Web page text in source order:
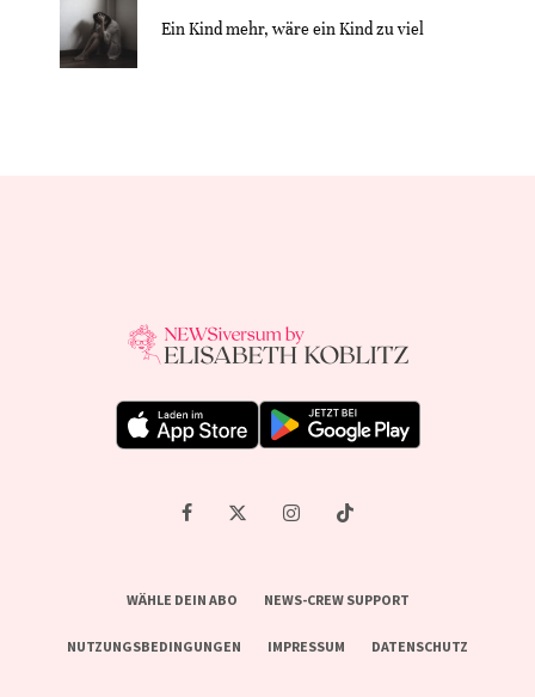
Ein Kind mehr, wäre ein Kind zu viel
WÄHLE DEIN ABO NEWS-CREW SUPPORT
NUTZUNGSBEDINGUNGEN IMPRESSUM DATENSCHUTZ